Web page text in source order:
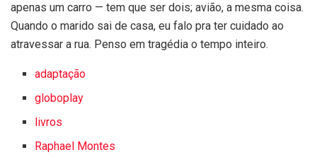
apenas um carro — tem que ser dois; avião, a mesma coisa.
Quando o marido sai de casa, eu falo pra ter cuidado ao
atravessar a rua. Penso em tragédia o tempo inteiro.
adaptação
globoplay
livros
Raphael Montes